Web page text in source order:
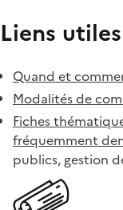
Liens utiles
Quand et
Modalités de
Fiches
fréquemment
publics, gestion